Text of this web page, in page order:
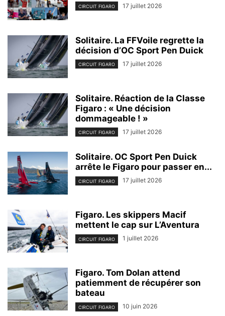
CIRCUIT FIGARO 17 juillet 2026
Solitaire. La FFVoile regrette la
décision d’OC Sport Pen Duick
CIRCUIT FIGARO 17 juillet 2026
Solitaire. Réaction de la Classe
Figaro : « Une décision
dommageable ! »
CIRCUIT FIGARO 17 juillet 2026
Solitaire. OC Sport Pen Duick
arrête le Figaro pour passer en...
CIRCUIT FIGARO 17 juillet 2026
Figaro. Les skippers Macif
mettent le cap sur L’Aventura
CIRCUIT FIGARO 1 juillet 2026
Figaro. Tom Dolan attend
patiemment de récupérer son
bateau
CIRCUIT FIGARO 10 juin 2026